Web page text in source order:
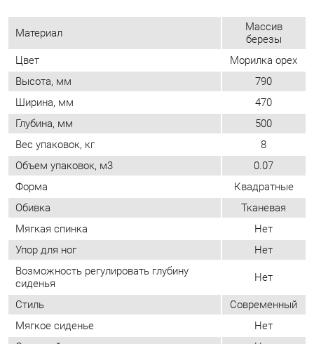
Объем упаковок, м3
0.07
Форма Квадратные
Обивка
Тканевая
Мягкая спинка
Нет
Упор для ног
Нет
Возможность регулировать глубину
сиденья
Нет
Стиль Современный
Мягкое сиденье
Нет
Съемный чехол
Нет
Возможность регулировать высоту
сиденья
Нет
ОТЗЫВЫ
Пока нет отзывов, поделитесь первым своим мнением.